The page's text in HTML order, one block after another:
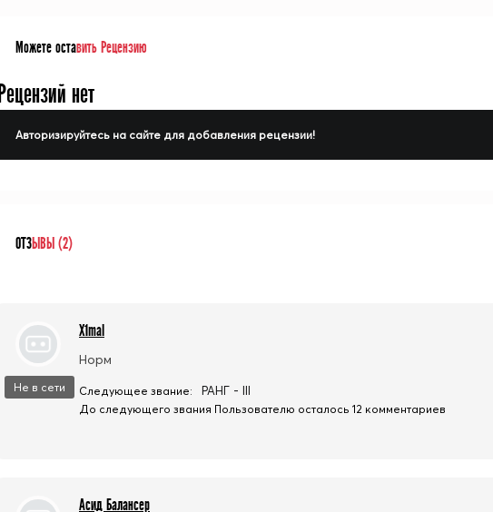
Можете оставить Рецензию
Рецензий нет
Авторизируйтесь на сайте для добавления рецензии!
ОТЗЫВЫ (2)
Не в сети
X1mal
Норм
Следующее звание: РАНГ - III
До следующего звания Пользователю осталось 12 комментариев
Асид Балансер